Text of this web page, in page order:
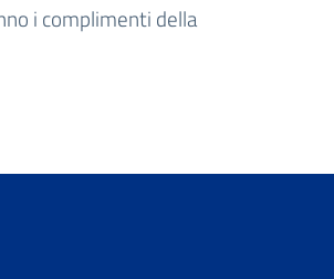
i complimenti della